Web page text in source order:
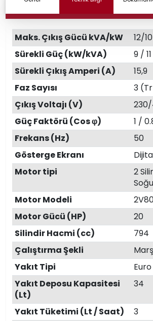
Maks. Çıkış Gücü kVA/kW
12/10
Sürekli Güç (kW/kVA)
9 / 11
Sürekli Çıkış Amperi (A)
15,9
Faz Sayısı
3
Çıkış Voltajı (V)
Güç Faktörü (Cos φ)
1 /
Frekans (Hz)
50
Gösterge Ekranı
Motor tipi
2
Motor Modeli
Motor Gücü (HP)
20
Silindir Hacmi (cc)
794
Çalıştırma Şekli
Yakıt Tipi
Yakıt Deposu Kapasitesi
(Lt)
34
Yakıt Tüketimi (Lt / Saat)
3